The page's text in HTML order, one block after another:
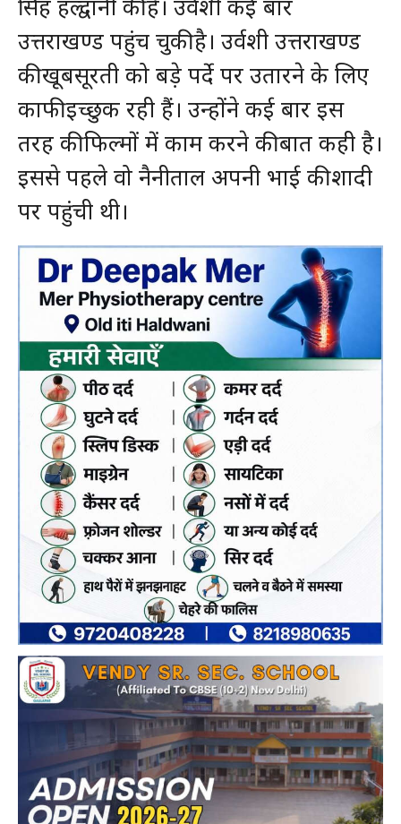
सिंह हल्द्वानी की है। उर्वशी कई बार
उत्तराखण्ड पहुंच चुकी है। उर्वशी उत्तराखण्ड
की खूबसूरती को बड़े पर्दे पर उतारने के लिए
काफी इच्छुक रही हैं। उन्होंने कई बार इस
तरह की फिल्मों में काम करने की बात कही है।
इससे पहले वो नैनीताल अपनी भाई की शादी
पर पहुंची थी।